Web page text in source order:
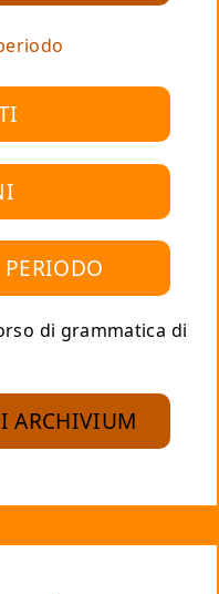
di grammatica di
ARCHIVIUM